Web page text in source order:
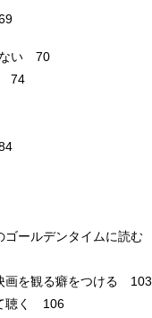
ない 70
74
ゴールデンタイムに読む
画を観る癖をつける 103
聴く 106